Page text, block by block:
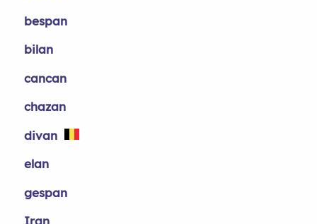
bespan
bilan
cancan
chazan
divan
elan
gespan
Iran